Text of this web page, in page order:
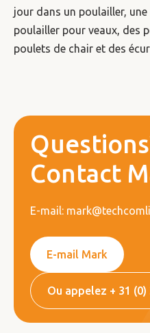
jour dans un poulailler,
poulailler pour veaux, des
poulets de chair et des
Contact
E-mail:
E-mail Mark
Ou appelez + 31 (0)